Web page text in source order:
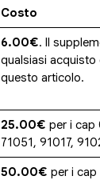
Costo
6.00€. Il
qualsiasi
questo articolo.
25.00€ per i cap
71051, 91017,
50.00€ per i cap